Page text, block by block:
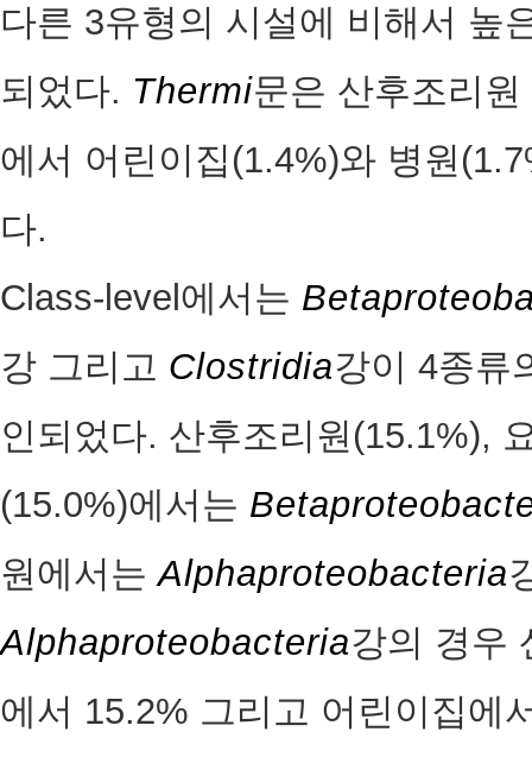
다른 3유형의 시설에 비해서 높
되었다. Thermi문은 산후조리
에서 어린이집(1.4%)와 병원
다.
Class-level에서는
강 그리고 Clostridia강이 4종류
인되었다. 산후조리원(15.1%),
(15.0%)에서는
원에서는Alphaproteobacteria
Alphaproteobacteria강의 경우
에서 15.2% 그리고 어린이집에